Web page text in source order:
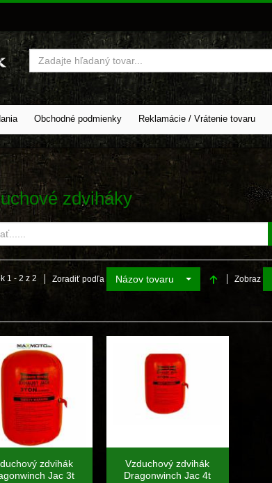
Vyhľadať
Obchodné podmienky Reklamácie / Vrátenie tovaru
zdviháky
1 - 2 z 2 Zoradiť podľa Názov tovaru Zobraz
zdvihák
Jac 3t
Vzduchový zdvihák
Dragonwinch Jac 4t